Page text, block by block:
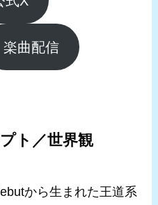
楽曲配信
ト／世界観
から生まれた王道系